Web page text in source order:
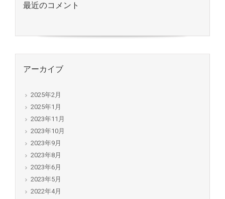
最近のコメント
アーカイブ
2025年2月
2025年1月
2023年11月
2023年10月
2023年9月
2023年8月
2023年6月
2023年5月
2022年4月